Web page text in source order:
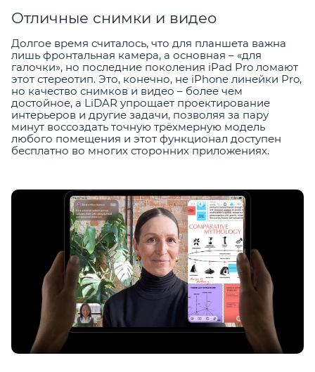
Отличные снимки и видео
Долгое время считалось, что для планшета важна
лишь фронтальная камера, а основная – «для
галочки», но последние поколения iPad Pro ломают
этот стереотип. Это, конечно, не iPhone линейки Pro,
но качество снимков и видео – более чем
достойное, а LiDAR упрощает проектирование
интерьеров и другие задачи, позволяя за пару
минут воссоздать точную трёхмерную модель
любого помещения и этот функционал доступен
бесплатно во многих сторонних приложениях.